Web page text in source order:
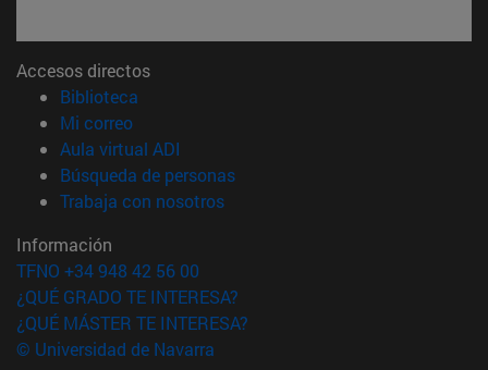
Accesos directos
Biblioteca
Mi correo(abre en nueva ventana)
Aula virtual ADI
Búsqueda de personas(abre en nueva ventana)
Trabaja con nosotros(abre en nueva ventana)
Información
TFNO +34 948 42 56 00
¿QUÉ GRADO TE INTERESA?
¿QUÉ MÁSTER TE INTERESA?
© Universidad de Navarra